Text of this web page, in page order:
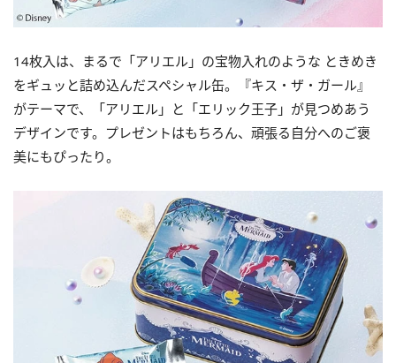
14枚入は、まるで「アリエル」の宝物入れのような ときめき
をギュッと詰め込んだスペシャル缶。『キス・ザ・ガール』
がテーマで、「アリエル」と「エリック王子」が見つめあう
デザインです。プレゼントはもちろん、頑張る自分へのご褒
美にもぴったり。